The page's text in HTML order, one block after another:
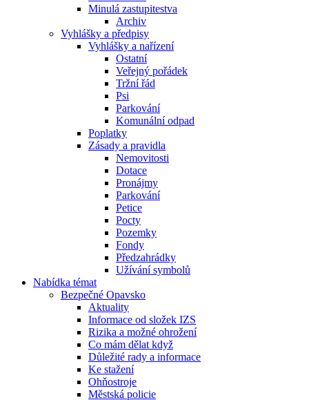
Minulá zastupitestva
Archiv
Vyhlášky a předpisy
Vyhlášky a nařízení
Ostatní
Veřejný pořádek
Tržní řád
Psi
Parkování
Komunální odpad
Poplatky
Zásady a pravidla
Nemovitosti
Dotace
Pronájmy
Parkování
Petice
Pocty
Pozemky
Fondy
Předzahrádky
Užívání symbolů
Nabídka témat
Bezpečné Opavsko
Aktuality
Informace od složek IZS
Rizika a možné ohrožení
Co mám dělat když
Důležité rady a informace
Ke stažení
Ohňostroje
Městská policie